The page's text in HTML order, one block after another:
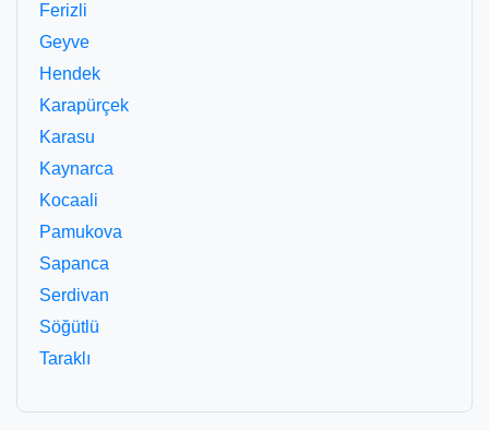
Ferizli
Geyve
Hendek
Karapürçek
Karasu
Kaynarca
Kocaali
Pamukova
Sapanca
Serdivan
Söğütlü
Taraklı